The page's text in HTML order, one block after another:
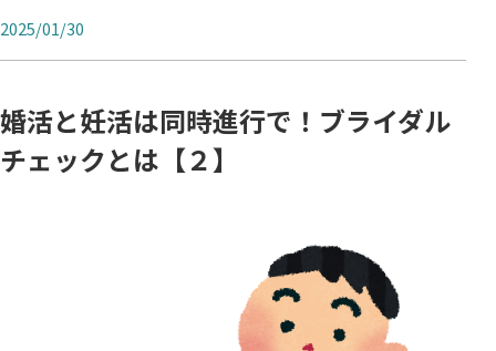
2025/01/30
婚活と妊活は同時進行で！ブライダル
チェックとは【２】